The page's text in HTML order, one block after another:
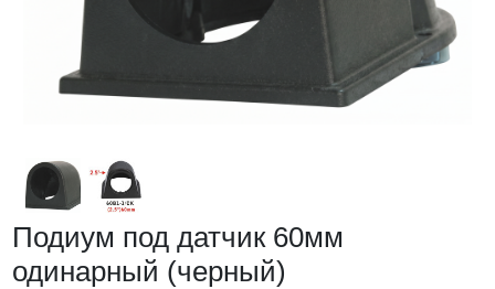
Подиум под датчик 60мм
одинарный (черный)